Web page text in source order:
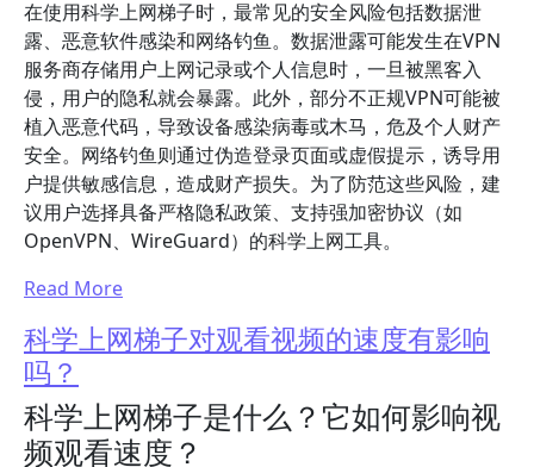
在使用科学上网梯子时，最常见的安全风险包括数据泄
露、恶意软件感染和网络钓鱼。数据泄露可能发生在VPN
服务商存储用户上网记录或个人信息时，一旦被黑客入
侵，用户的隐私就会暴露。此外，部分不正规VPN可能被
植入恶意代码，导致设备感染病毒或木马，危及个人财产
安全。网络钓鱼则通过伪造登录页面或虚假提示，诱导用
户提供敏感信息，造成财产损失。为了防范这些风险，建
议用户选择具备严格隐私政策、支持强加密协议（如
OpenVPN、WireGuard）的科学上网工具。
Read More
科学上网梯子对观看视频的速度有影响
吗？
科学上网梯子是什么？它如何影响视
频观看速度？